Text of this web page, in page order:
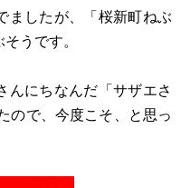
ましたが、「桜新町ねぶ
うです。
んにちなんだ「サザエさ
ので、今度こそ、と思っ